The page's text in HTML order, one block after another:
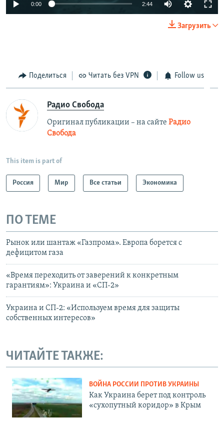
0:00 2:44
Загрузить
Поделиться Читать без VPN Follow us
Радио Свобода
Оригинал публикации – на сайте Радио
Свобода
This item is part of
Россия Мир Все статьи Экономика
ПО ТЕМЕ
Рынок или шантаж «Газпрома». Европа борется с
дефицитом газа
«Время переходить от заверений к конкретным
гарантиям»: Украина и «СП-2»
Украина и СП-2: «Используем время для защиты
собственных интересов»
ЧИТАЙТЕ ТАКЖЕ:
ВОЙНА РОССИИ ПРОТИВ УКРАИНЫ
Как Украина берет под контроль
«сухопутный коридор» в Крым